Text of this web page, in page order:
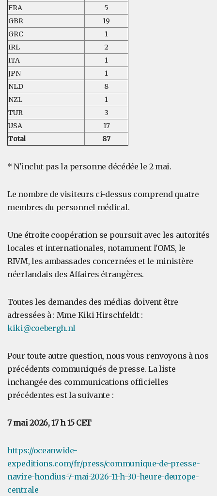
FRA
5
GBR
19
GRC
1
IRL
2
ITA
1
JPN
1
NLD
8
NZL
1
TUR
3
USA
17
Total
87
* N'inclut pas la personne décédée le 2 mai.
Le nombre de visiteurs ci-dessus comprend quatre
membres du personnel médical.
Une étroite coopération se poursuit avec les autorités
locales et internationales, notamment l'OMS, le
RIVM, les ambassades concernées et le ministère
néerlandais des Affaires étrangères.
Toutes les demandes des médias doivent être
adressées à : Mme Kiki Hirschfeldt :
kiki@coebergh.nl
Pour toute autre question, nous vous renvoyons à nos
précédents communiqués de presse. La liste
inchangée des communications officielles
précédentes est la suivante :
7 mai 2026, 17 h 15 CET
https://oceanwide-
expeditions.com/fr/press/communique-de-presse-
navire-hondius-7-mai-2026-11-h-30-heure-deurope-
centrale